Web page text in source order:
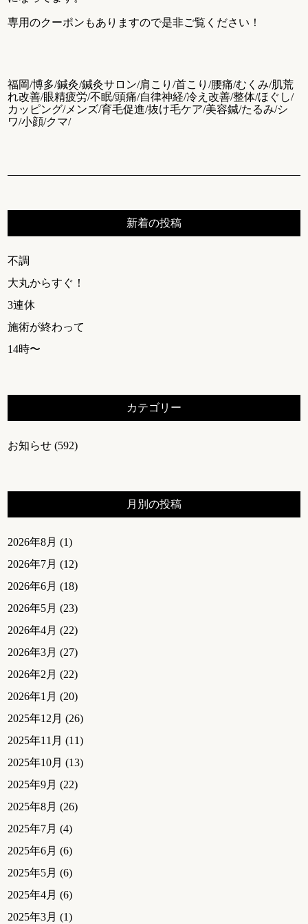
専用のクーポンもありますので是非ご覧ください！
福岡/博多/鍼灸/鍼灸サロン/肩こり/首こり/腰痛/むくみ/肌荒
れ改善/眼精疲労/不眠/頭痛/自律神経/冷え改善/整体/ほぐし/
カッピング/メンズ/育毛促進/抜け毛ケア/美容鍼/たるみ/シ
ワ/小顔/クマ/
新着の投稿
不調
大丸からすぐ！
3連休
施術が終わって
14時〜
カテゴリー
お知らせ (592)
月別の投稿
2026年8月 (1)
2026年7月 (12)
2026年6月 (18)
2026年5月 (23)
2026年4月 (22)
2026年3月 (27)
2026年2月 (22)
2026年1月 (20)
2025年12月 (26)
2025年11月 (11)
2025年10月 (13)
2025年9月 (22)
2025年8月 (26)
2025年7月 (4)
2025年6月 (6)
2025年5月 (6)
2025年4月 (6)
2025年3月 (1)